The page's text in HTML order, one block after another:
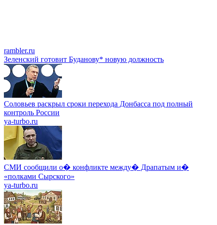
rambler.ru
Зеленский готовит Буданову* новую должность
Соловьев раскрыл сроки перехода Донбасса под полный
контроль России
ya-turbo.ru
СМИ сообщили о� конфликте между� Драпатым и�
«полками Сырского»
ya-turbo.ru